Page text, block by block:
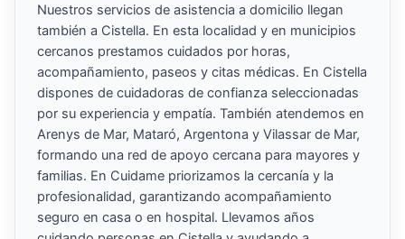
Nuestros servicios de asistencia a domicilio llegan
también a Cistella. En esta localidad y en municipios
cercanos prestamos cuidados por horas,
acompañamiento, paseos y citas médicas. En Cistella
dispones de cuidadoras de confianza seleccionadas
por su experiencia y empatía. También atendemos en
Arenys de Mar, Mataró, Argentona y Vilassar de Mar,
formando una red de apoyo cercana para mayores y
familias. En Cuidame priorizamos la cercanía y la
profesionalidad, garantizando acompañamiento
seguro en casa o en hospital. Llevamos años